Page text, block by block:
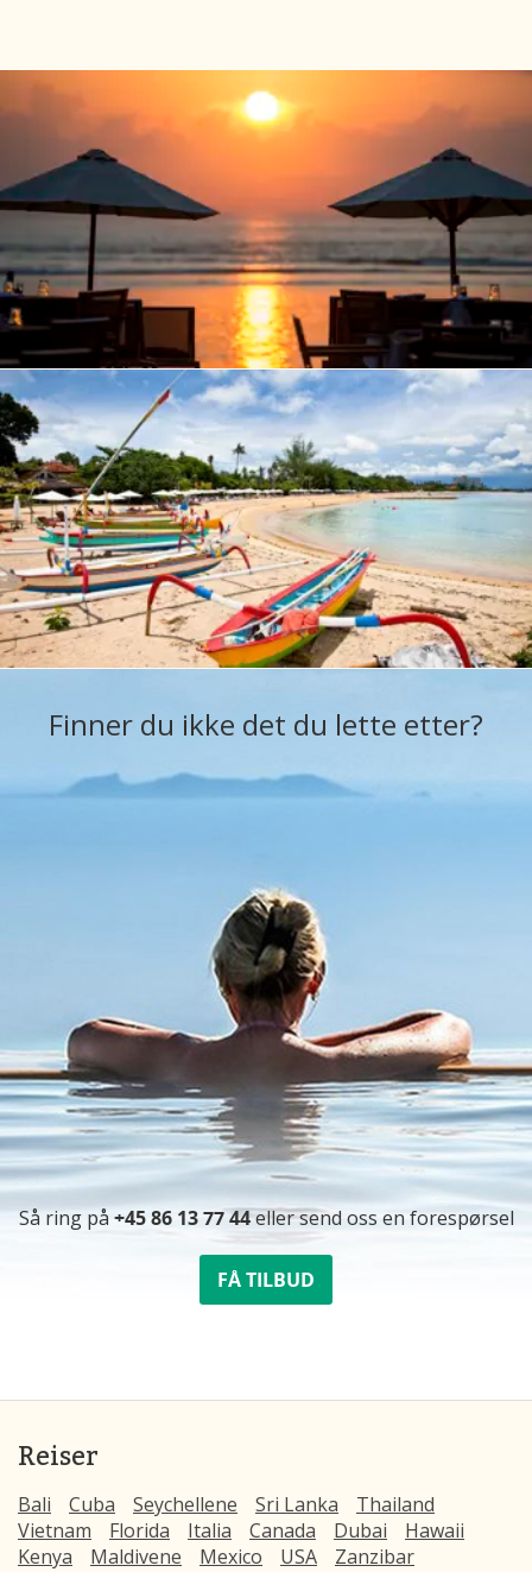
Finner du ikke det du lette etter?
Så ring på +45 86 13 77 44eller send oss ​​en forespørsel
FÅ TILBUD
Reiser
Bali Cuba Seychellene Sri Lanka
Thailand
Vietnam
Florida Italia Canada Dubai
Hawaii
Kenya
Maldivene Mexico USA Zanzibar